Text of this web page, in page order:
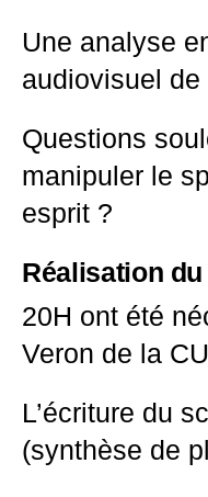
Une analyse
audiovisuel
Questions
manipuler le
esprit ?
Réalisation
20H ont été
Veron de la
L’écriture du
(synthèse de